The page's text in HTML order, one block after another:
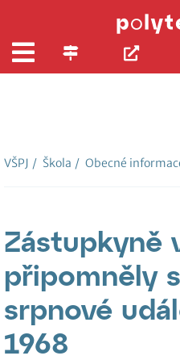
VŠPJ / Škola / Obecné
Zástupkyně
připomněly
srpnové
1968